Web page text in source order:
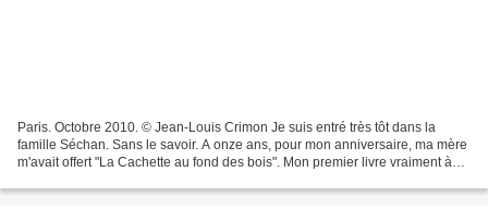
Paris. Octobre 2010. © Jean-Louis Crimon Je suis entré très tôt dans la
famille Séchan. Sans le savoir. A onze ans, pour mon anniversaire, ma mère
m'avait offert "La Cachette au fond des bois". Mon premier livre vraiment à